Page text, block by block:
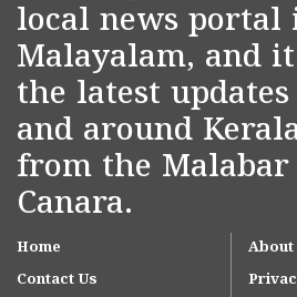
local news portal
Malayalam, and
the latest
and around
from the Malabar
Canara.
Home
About
Contact Us